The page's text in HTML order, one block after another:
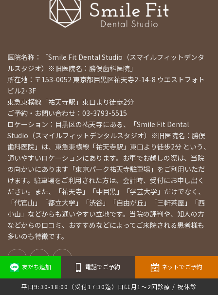
医院名称：「Smile Fit Dental Studio（スマイルフィットデンタ
ルスタジオ）※旧医院名：勝俣歯科医院」
所在地：〒153-0052 東京都目黒区祐天寺2-14-8 ウエストフォト
ビル2·3F
東急東横線「祐天寺駅」東口より徒歩2分
ご予約・お問い合わせ：03-3793-5515
ロケーション：目黒区の祐天寺にある、「Smile Fit Dental
Studio（スマイルフィットデンタルスタジオ）※旧医院名：勝俣
歯科医院」は、東急東横線「祐天寺駅」東口より徒歩2分 という、
通いやすいロケーションにあります。お車でお越しの際は、当院
の向かいにあります「東京パーク祐天寺駐車場」をご利用いただ
けます。駐車場をご利用された方は、会計時、受付にお申し出く
ださい。また、「祐天寺」「中目黒」「学芸大学」だけでなく、
「代官山」「都立大学」「渋谷」「自由が丘」「三軒茶屋」「西
小山」などからも通いやすい立地です。当院の評判や、知人の方
などからの口コミ、おすすめなどによってご来院される患者様も
多いのも特徴です。
友だち追加 電話でご予約 ネットでご予約
平日9:30-18:00（受付17:30迄）日は月1～2回診療 / 祝休診